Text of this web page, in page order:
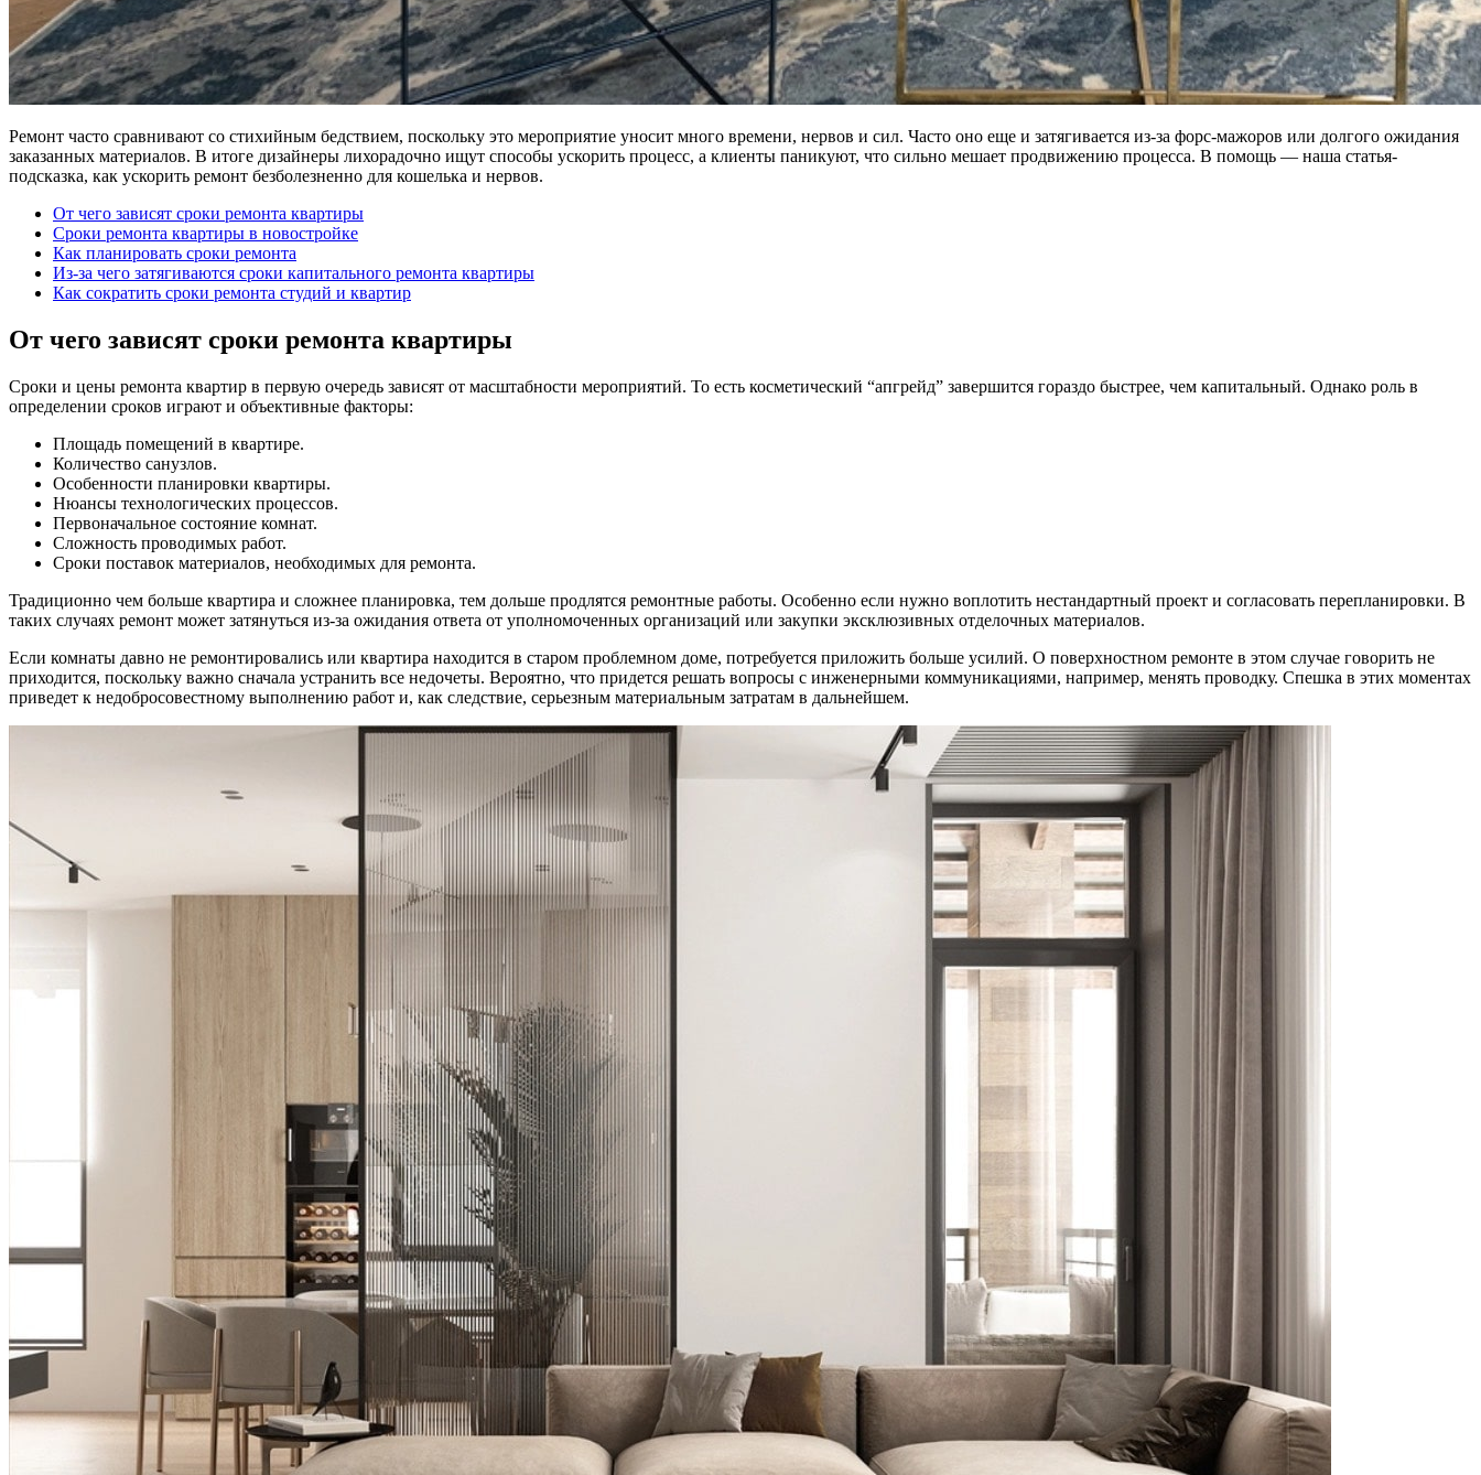
Ремонт часто сравнивают со стихийным бедствием, поскольку это мероприятие уносит много времени, нервов и сил. Часто оно еще и затягивается из-за форс-мажоров или долгого ожидания
заказанных материалов. В итоге дизайнеры лихорадочно ищут способы ускорить процесс, а клиенты паникуют, что сильно мешает продвижению процесса. В помощь — наша статья-
подсказка, как ускорить ремонт безболезненно для кошелька и нервов.
От чего зависят сроки ремонта квартиры
Сроки ремонта квартиры в новостройке
Как планировать сроки ремонта
Из-за чего затягиваются сроки капитального ремонта квартиры
Как сократить сроки ремонта студий и квартир
От чего зависят сроки ремонта квартиры
Сроки и цены ремонта квартир в первую очередь зависят от масштабности мероприятий. То есть косметический “апгрейд” завершится гораздо быстрее, чем капитальный. Однако роль в
определении сроков играют и объективные факторы:
Площадь помещений в квартире.
Количество санузлов.
Особенности планировки квартиры.
Нюансы технологических процессов.
Первоначальное состояние комнат.
Сложность проводимых работ.
Сроки поставок материалов, необходимых для ремонта.
Традиционно чем больше квартира и сложнее планировка, тем дольше продлятся ремонтные работы. Особенно если нужно воплотить нестандартный проект и согласовать перепланировки. В
таких случаях ремонт может затянуться из-за ожидания ответа от уполномоченных организаций или закупки эксклюзивных отделочных материалов.
Если комнаты давно не ремонтировались или квартира находится в старом проблемном доме, потребуется приложить больше усилий. О поверхностном ремонте в этом случае говорить не
приходится, поскольку важно сначала устранить все недочеты. Вероятно, что придется решать вопросы с инженерными коммуникациями, например, менять проводку. Спешка в этих моментах
приведет к недобросовестному выполнению работ и, как следствие, серьезным материальным затратам в дальнейшем.